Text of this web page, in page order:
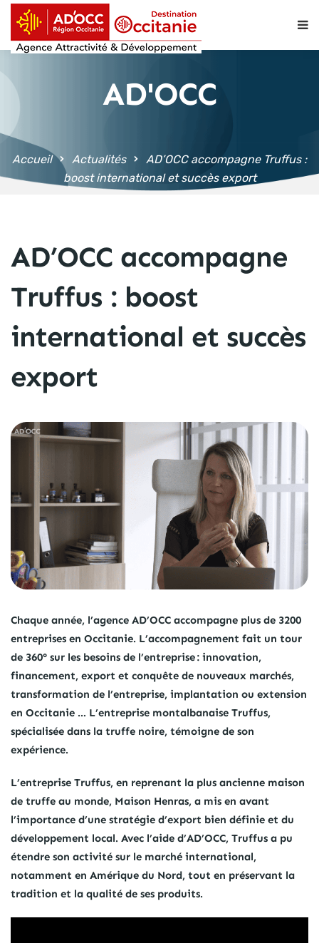
principal
AD'OCC
Accueil Actualités
AD’OCC accompagne Truffus :
boost international et succès export
AD’OCC accompagne
Truffus : boost
international et succès
export
Chaque année, l’agence AD’OCC accompagne plus de 3200
entreprises en Occitanie. L’accompagnement fait un tour
de 360° sur les besoins de l’entreprise : innovation,
financement, export et conquête de nouveaux marchés,
transformation de l’entreprise, implantation ou extension
en Occitanie … L’entreprise montalbanaise Truffus,
spécialisée dans la truffe noire, témoigne de son
expérience.
L’entreprise Truffus, en reprenant la plus ancienne maison
de truffe au monde, Maison Henras, a mis en avant
l’importance d’une stratégie d’export bien définie et du
développement local. Avec l’aide d’AD’OCC, Truffus a pu
étendre son activité sur le marché international,
notamment en Amérique du Nord, tout en préservant la
tradition et la qualité de ses produits.